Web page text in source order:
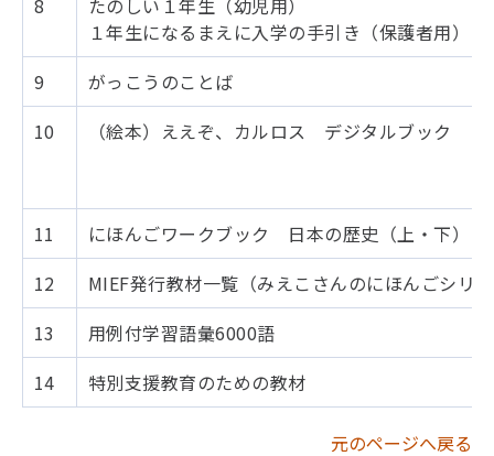
8
たのしい１年生（幼児用）
１年生になるまえに入学の手引き（保護者用）
9
がっこうのことば
10
（絵本）ええぞ、カルロス デジタルブック
11
にほんごワークブック 日本の歴史（上・下）
12
MIEF発行教材一覧（みえこさんのにほんごシリ
13
用例付学習語彙6000語
14
特別支援教育のための教材
元のページへ戻る